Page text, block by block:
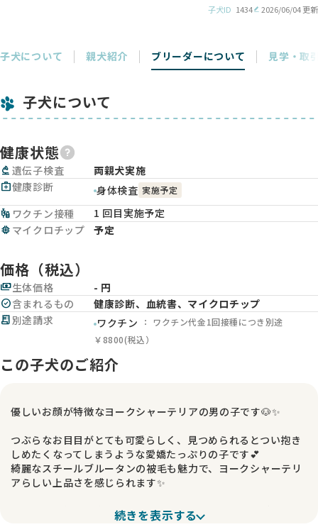
子犬ID 1434 2026/06/04 更新
子犬について 親犬紹介 ブリーダーについて 見学・取
子犬について
健康状態
biotech 遺伝子検査
両親犬実施
medical_services健康診断 身体検査 実施予定
vaccines ワクチン接種
1 回目実施予定
memory マイクロチップ 予定
価格（税込）
payments生体価格
- 円
check_circle含まれるもの
健康診断、血統書、マイクロチップ
receipt_long 別途請求 ワクチン
： ワクチン代金1回接種につき別途
￥8800(税込）
この子犬のご紹介
優しいお顔が特徴なヨークシャーテリアの男の子です🐶✨
つぶらなお目目がとても可愛らしく、見つめられるとつい抱き
しめたくなってしまうような愛嬌たっぷりの子です💕
綺麗なスチールブルータンの被毛も魅力で、ヨークシャーテリ
アらしい上品さを感じられます✨
二人兄弟で仲良く育っており、毎日元気いっぱいに過ごしてい
続きを表示する